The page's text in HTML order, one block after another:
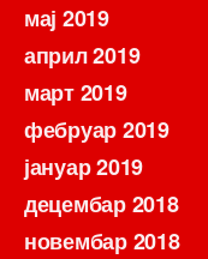
мај 2019
април 2019
март 2019
фебруар 2019
јануар 2019
децембар 2018
новембар 2018